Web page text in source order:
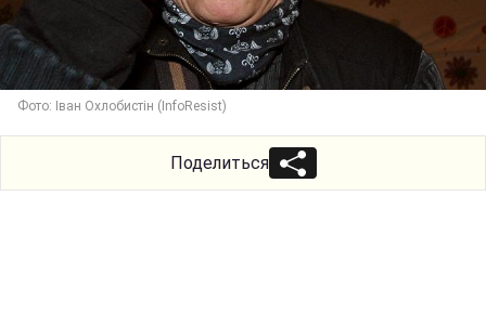
Фото: Іван Охлобистін (InfoResist)
Поделиться